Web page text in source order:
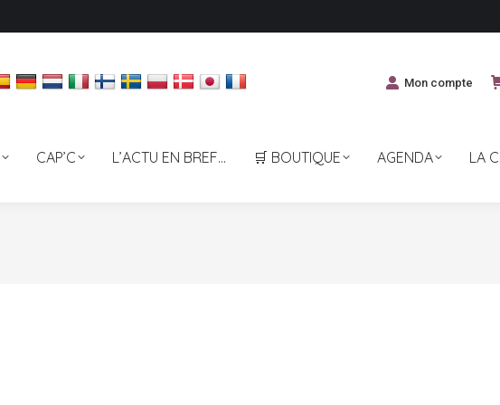
Mon compte
CAP’C L’ACTU EN BREF… 🛒 BOUTIQUE AGENDA LA